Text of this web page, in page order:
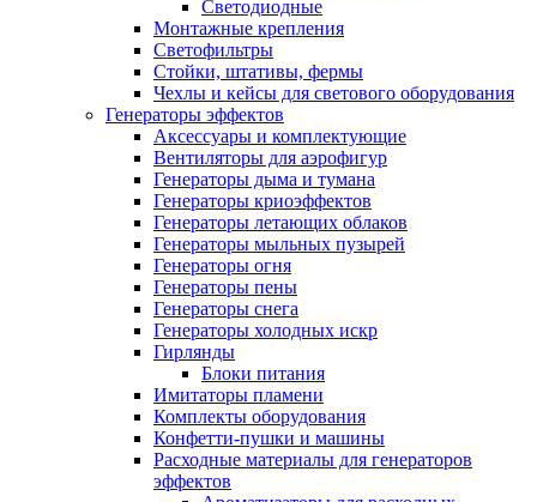
Светодиодные
Монтажные крепления
Светофильтры
Стойки, штативы, фермы
Чехлы и кейсы для светового оборудования
Генераторы эффектов
Аксессуары и комплектующие
Вентиляторы для аэрофигур
Генераторы дыма и тумана
Генераторы криоэффектов
Генераторы летающих облаков
Генераторы мыльных пузырей
Генераторы огня
Генераторы пены
Генераторы снега
Генераторы холодных искр
Гирлянды
Блоки питания
Имитаторы пламени
Комплекты оборудования
Конфетти-пушки и машины
Расходные материалы для генераторов
эффектов